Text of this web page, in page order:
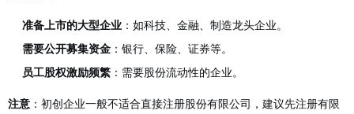
准备上市的大型企业 ：如科技、金融、制造龙头企业。
需要公开募集资金 ：银行、保险、证券等。
员工股权激励频繁 ：需要股份流动性的企业。
注意 ：初创企业一般不适合直接注册股份有限公司，建议先注册有限